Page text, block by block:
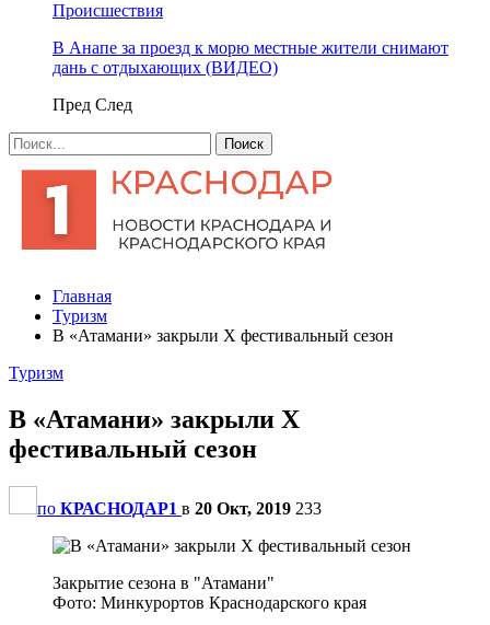
Происшествия
В Анапе за проезд к морю местные жители снимают
дань с отдыхающих (ВИДЕО)
Пред След
Главная
Туризм
В «Атамани» закрыли Х фестивальный сезон
Туризм
В «Атамани» закрыли Х
фестивальный сезон
по КРАСНОДАР1 в 20 Окт, 2019 233
Закрытие сезона в "Атамани"
Фото: Минкурортов Краснодарского края